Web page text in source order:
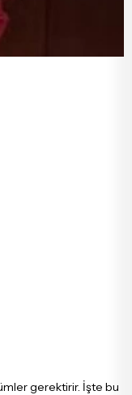
gerektirir. İşte bu